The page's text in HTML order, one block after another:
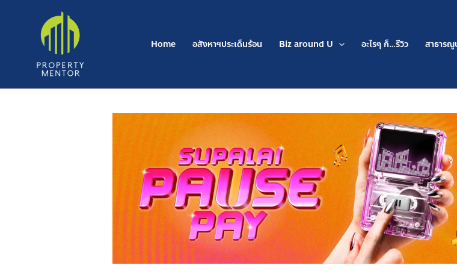
Home อสังหาฯประเด็นร้อน Biz around U อะไรๆ ก็…รีวิว สาธาร
navigation